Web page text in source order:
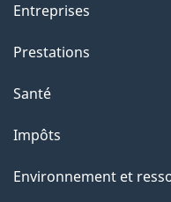
Entreprises
Prestations
Santé
Impôts
Environnement et